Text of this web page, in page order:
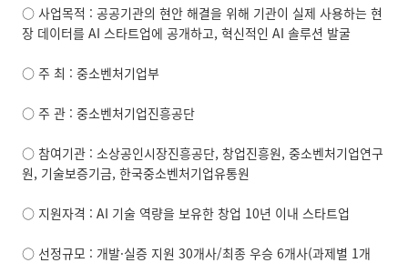
○ 사업목적 : 공공기관의 현안 해결을 위해 기관이 실제 사용하는 현
장 데이터를 AI 스타트업에 공개하고, 혁신적인 AI 솔루션 발굴
○ 주 최 : 중소벤처기업부
○ 주 관 : 중소벤처기업진흥공단
○ 참여기관 : 소상공인시장진흥공단, 창업진흥원, 중소벤처기업연구
원, 기술보증기금, 한국중소벤처기업유통원
○ 지원자격 : AI 기술 역량을 보유한 창업 10년 이내 스타트업
○ 선정규모 : 개발·실증 지원 30개사/최종 우승 6개사(과제별 1개